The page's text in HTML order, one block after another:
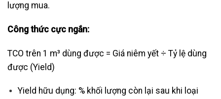
lượng mua.
Công thức cực ngắn:
TCO trên 1 m³ dùng được = Giá niêm yết ÷ Tỷ lệ dùng
được (Yield)
Yield hữu dụng: % khối lượng còn lại sau khi loại